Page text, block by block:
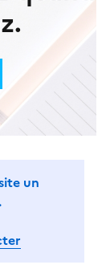
un